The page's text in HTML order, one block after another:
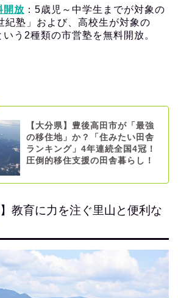
開放 ：5歳児～中学生までが対象の
紀塾」および、高校生が対象の
いう2種類の市営塾を無料開放。
【大分県】豊後高田市が「最強
の移住地」か？「住みたい田舎
ランキング」4年連続全国4冠！
圧倒的移住支援の田舎暮らし！
】教育に力を注ぐ里山と便利な